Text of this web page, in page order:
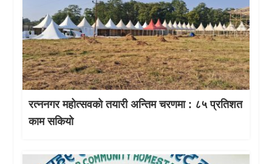
रत्ननगर महोत्सवको तयारी अन्तिम चरणमा : ८५ प्रतिशत
काम सकियो